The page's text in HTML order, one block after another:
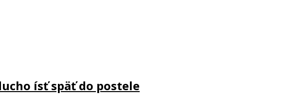
ísť späť do postele